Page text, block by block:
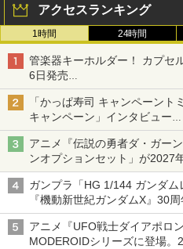
アクセスランキング
1時間 24時間
管楽器キーホルダー！ カプセ
6日発売
チューバ、テナサクなど5種各
「かっぱ寿司 キャンペーント
キャンペーン」インタビュー
子どもが楽しめるかっぱ寿司
追求
アニメ『伝説の勇者ダ・ガー
ンオプションセット」が2027
「THE合体ランドバイソン」
ガンプラ「HG 1/144 ガンダ
『機動新世紀ガンダムX』30
変形機構まで再現し最新フォ
アニメ『UFO戦士ダイアポロ
MODEROIDシリーズに登場。